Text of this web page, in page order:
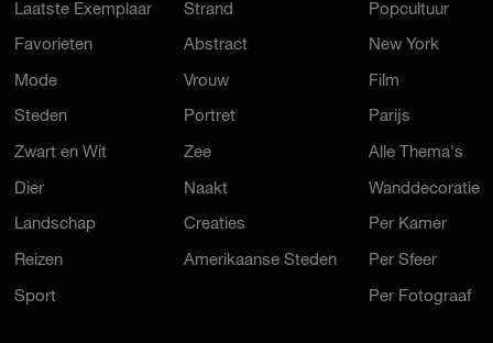
Laatste Exemplaar
Favorieten
Mode
Steden
Zwart en Wit
Dier
Landschap
Reizen
Sport
Strand
Abstract
Vrouw
Portret
Zee
Naakt
Creaties
Amerikaanse Steden
Popcultuur
New York
Film
Parijs
Alle Thema's
Wanddecoratie
Per Kamer
Per Sfeer
Per Fotograaf